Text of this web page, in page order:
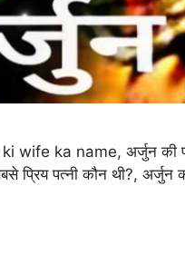
wife ka name, अर्जुन की
प्रिय पत्नी कौन थी?,